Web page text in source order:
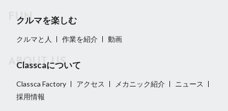
クルマを楽しむ
クルマと人 作業を紹介 動画
Classcaについて
Classca Factory アクセス メカニック紹介
ニュース
採用情報